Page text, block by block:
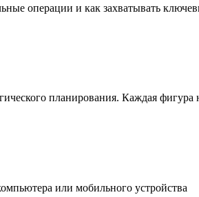
операции и как захватывать
планирования. Каждая
или мобильного устройства